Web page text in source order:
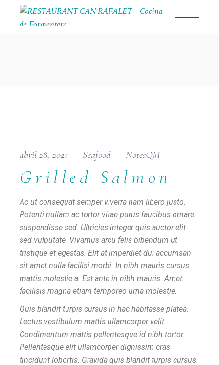
abril 28, 2021 Seafood NotesQM
Grilled Salmon
Ac ut consequat semper viverra nam libero justo.
Potenti nullam ac tortor vitae purus faucibus ornare
suspendisse sed. Ultricies integer quis auctor elit
sed vulputate. Vivamus arcu felis bibendum ut
tristique et egestas. Elit at imperdiet dui accumsan
sit amet nulla facilisi morbi. In nibh mauris cursus
mattis molestie a. Est ante in nibh mauris. Amet
facilisis magna etiam temporeo urna molestie.
Quis blandit turpis cursus in hac habitasse platea.
Lectus vestibulum mattis ullamcorper velit.
Condimentum mattis pellentesque id nibh tortor.
Pellentesque elit ullamcorper dignissim cras
tincidunt lobortis. Gravida quis blandit turpis cursus.